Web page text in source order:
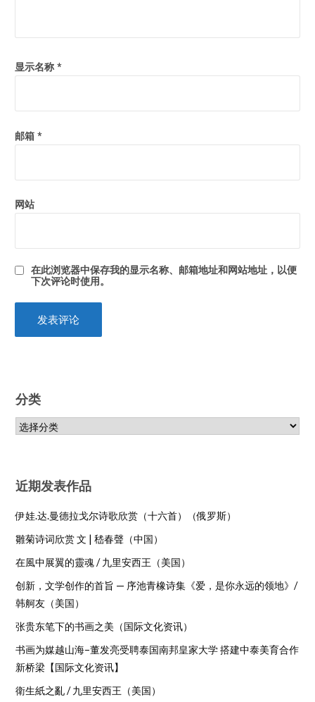
显示名称 *
邮箱 *
网站
在此浏览器中保存我的显示名称、邮箱地址和网站地址，以便
下次评论时使用。
分类
近期发表作品
伊娃.达.曼德拉戈尔诗歌欣赏（十六首）（俄罗斯）
雛菊诗词欣赏 文 | 嵇春聲（中国）
在風中展翼的靈魂 / 九里安西王（美国）
创新，文学创作的首旨 — 序池青橡诗集《爱，是你永远的领地》/
韩舸友（美国）
张贵东笔下的书画之美（国际文化资讯）
书画为媒越山海–董发亮受聘泰国南邦皇家大学 搭建中泰美育合作
新桥梁【国际文化资讯】
衛生紙之亂 / 九里安西王（美国）